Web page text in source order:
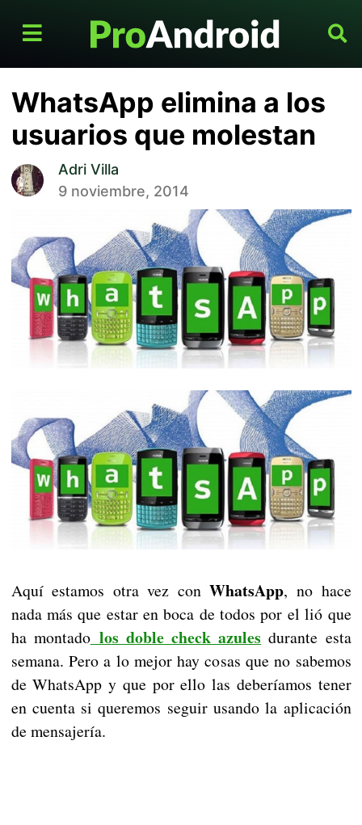
WhatsApp elimina a los
usuarios que molestan
Adri Villa
9 noviembre, 2014
Aquí estamos otra vez conWhatsApp, no hace
nada más que estar en boca de todos por el lió que
ha montadolos doble check azules durante esta
semana. Pero a lo mejor hay cosas que no sabemos
de WhatsApp y que por ello las deberíamos tener
en cuenta si queremos seguir usando la aplicación
de mensajería.